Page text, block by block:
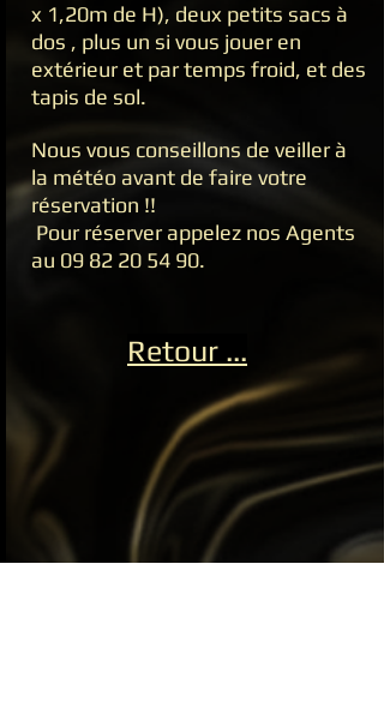
Retour ...
x 1,20m de H), deux petits sacs à
dos , plus un si vous jouer en
extérieur et par temps froid, et des
tapis de sol.
Nous vous conseillons de veiller à
la météo avant de faire votre
réservation !!
Pour réserver appelez nos Agents
au 09 82 20 54 90.